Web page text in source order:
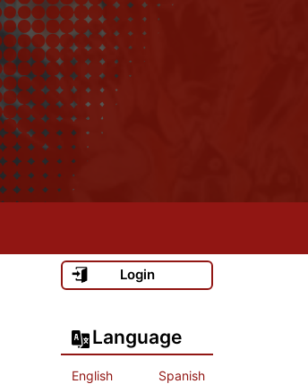
Login
Language
English Spanish